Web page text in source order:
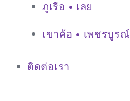
ภูเรือ • เลย
เขาค้อ • เพชรบูรณ์
ติดต่อเรา